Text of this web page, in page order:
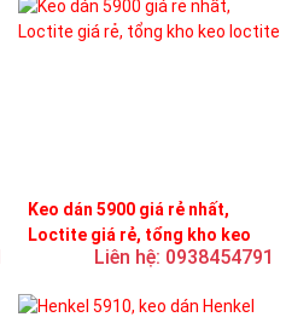
Keo dán 5900 giá rẻ nhất,
Loctite giá rẻ, tổng kho keo
Liên hệ: 0938454791